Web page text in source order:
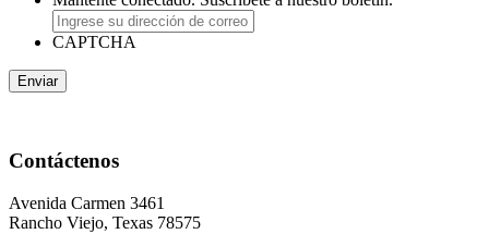
CAPTCHA
Contáctenos
Avenida Carmen 3461
Rancho Viejo, Texas 78575